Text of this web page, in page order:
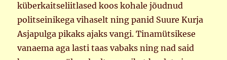
küberkaitseliitlased koos kohale jõudnud
politseinikega vihaselt ning panid Suure Kurja
Asjapulga pikaks ajaks vangi. Tinamütsikese
vanaema aga lasti taas vabaks ning nad said